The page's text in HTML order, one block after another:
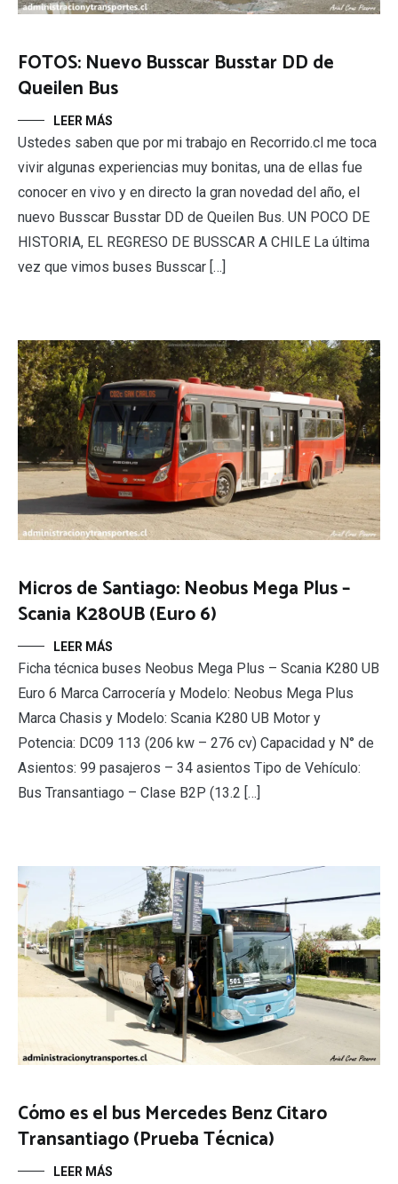
FOTOS: Nuevo Busscar Busstar DD de
Queilen Bus
LEER MÁS
Ustedes saben que por mi trabajo en Recorrido.cl me toca
vivir algunas experiencias muy bonitas, una de ellas fue
conocer en vivo y en directo la gran novedad del año, el
nuevo Busscar Busstar DD de Queilen Bus. UN POCO DE
HISTORIA, EL REGRESO DE BUSSCAR A CHILE La última
vez que vimos buses Busscar […]
Micros de Santiago: Neobus Mega Plus –
Scania K280UB (Euro 6)
LEER MÁS
Ficha técnica buses Neobus Mega Plus – Scania K280 UB
Euro 6 Marca Carrocería y Modelo: Neobus Mega Plus
Marca Chasis y Modelo: Scania K280 UB Motor y
Potencia: DC09 113 (206 kw – 276 cv) Capacidad y N° de
Asientos: 99 pasajeros – 34 asientos Tipo de Vehículo:
Bus Transantiago – Clase B2P (13.2 […]
Cómo es el bus Mercedes Benz Citaro
Transantiago (Prueba Técnica)
LEER MÁS